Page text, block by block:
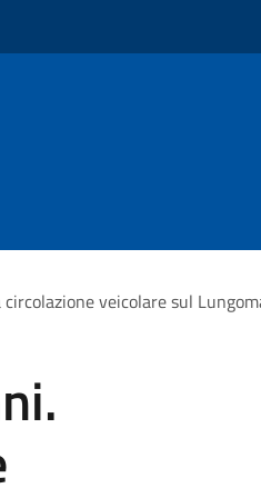
veicolare sul